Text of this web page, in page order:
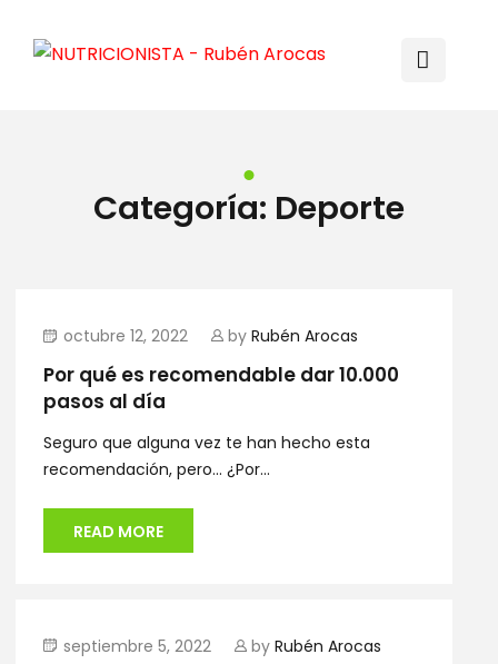
Categoría: Deporte
octubre 12, 2022 by Rubén Arocas
Por qué es recomendable dar 10.000
pasos al día
Seguro que alguna vez te han hecho esta
recomendación, pero... ¿Por...
READ MORE
septiembre 5, 2022 by Rubén Arocas